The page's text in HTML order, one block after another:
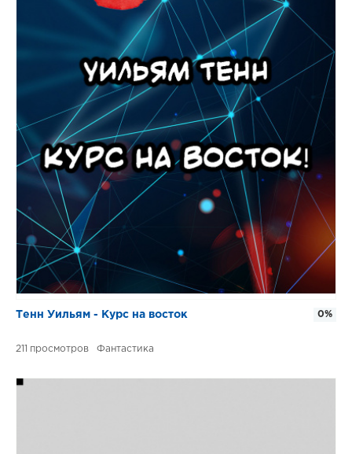
Тенн Уильям - Курс на восток
211 Фантастика
0%